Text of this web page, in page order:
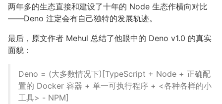
两年多的生态直接和建设了十年的 Node 生态作横向对比
——Deno 注定会有自己独特的发展轨迹。
最后，原文作者 Mehul 总结了他眼中的 Deno v1.0 的真实
面貌：
Deno = (大多数情况下)[TypeScript + Node + 正确配
置的 Docker 容器 + 单一可执行程序 + <各种各样的小
工具> - NPM]